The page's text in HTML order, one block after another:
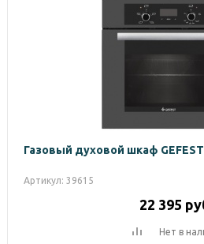
Газовый духовой шкаф
Артикул: 39615
22 395
Нет в